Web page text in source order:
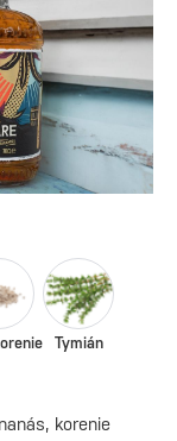
korenie
Tymián